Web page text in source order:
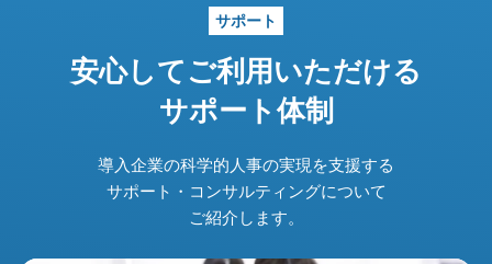
サポート
安心してご利用いただける
サポート体制
導入企業の科学的人事の実現を支援する
サポート・コンサルティングについて
ご紹介します。